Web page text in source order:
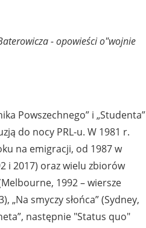
- opowieści o"wojnie
Powszechnego” i „Studenta”
do nocy PRL-u. W 1981 r.
na emigracji, od 1987 w
i 2017) oraz wielu zbiorów
1992 – wiersze
„Na smyczy słońca” (Sydney,
następnie "Status quo"